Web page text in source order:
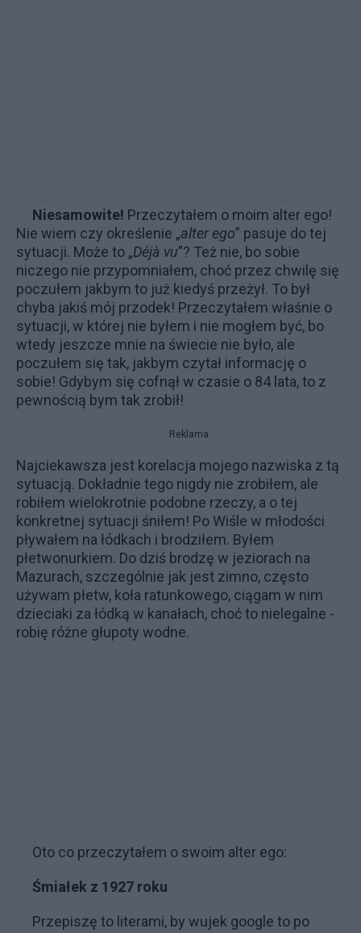
Niesamowite! Przeczytałem o moim alter ego!
Nie wiem czy określenie „alter ego” pasuje do tej
sytuacji. Może to „Déjà vu”? Też nie, bo sobie
niczego nie przypomniałem, choć przez chwilę się
poczułem jakbym to już kiedyś przeżył. To był
chyba jakiś mój przodek! Przeczytałem właśnie o
sytuacji, w której nie byłem i nie mogłem być, bo
wtedy jeszcze mnie na świecie nie było, ale
poczułem się tak, jakbym czytał informację o
sobie! Gdybym się cofnął w czasie o 84 lata, to z
pewnością bym tak zrobił!
Reklama
Najciekawsza jest korelacja mojego nazwiska z tą
sytuacją. Dokładnie tego nigdy nie zrobiłem, ale
robiłem wielokrotnie podobne rzeczy, a o tej
konkretnej sytuacji śniłem! Po Wiśle w młodości
pływałem na łódkach i brodziłem. Byłem
płetwonurkiem. Do dziś brodzę w jeziorach na
Mazurach, szczególnie jak jest zimno, często
używam płetw, koła ratunkowego, ciągam w nim
dzieciaki za łódką w kanałach, choć to nielegalne -
robię różne głupoty wodne.
Oto co przeczytałem o swoim alter ego:
Śmiałek z 1927 roku
Przepiszę to literami, by wujek google to po